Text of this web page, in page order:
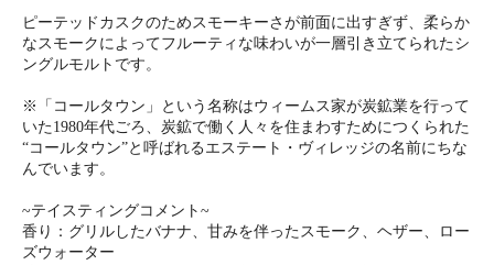
ピーテッドカスクのためスモーキーさが前面に出すぎず、柔らか
なスモークによってフルーティな味わいが一層引き立てられたシ
ングルモルトです。
※「コールタウン」という名称はウィームス家が炭鉱業を行って
いた1980年代ごろ、炭鉱で働く人々を住まわすためにつくられた
“コールタウン”と呼ばれるエステート・ヴィレッジの名前にちな
んでいます。
~テイスティングコメント~
香り：グリルしたバナナ、甘みを伴ったスモーク、ヘザー、ロー
ズウォーター